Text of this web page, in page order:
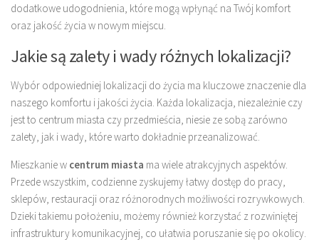
dodatkowe udogodnienia, które mogą wpłynąć na Twój komfort
oraz jakość życia w nowym miejscu.
Jakie są zalety i wady różnych lokalizacji?
Wybór odpowiedniej lokalizacji do życia ma kluczowe znaczenie dla
naszego komfortu i jakości życia. Każda lokalizacja, niezależnie czy
jest to centrum miasta czy przedmieścia, niesie ze sobą zarówno
zalety, jak i wady, które warto dokładnie przeanalizować.
Mieszkanie w centrum miasta ma wiele atrakcyjnych aspektów.
Przede wszystkim, codzienne zyskujemy łatwy dostęp do pracy,
sklepów, restauracji oraz różnorodnych możliwości rozrywkowych.
Dzieki takiemu położeniu, możemy również korzystać z rozwiniętej
infrastruktury komunikacyjnej, co ułatwia poruszanie się po okolicy.